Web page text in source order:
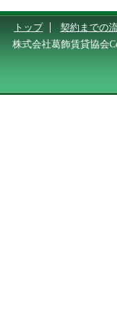
トップ 契約までの
株式会社葛飾賃貸協会